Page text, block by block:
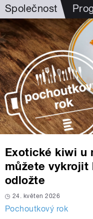
Společnost
Exotické kiwi u
můžete vykrojit
odložte
24. květen 2026
Pochoutkový rok